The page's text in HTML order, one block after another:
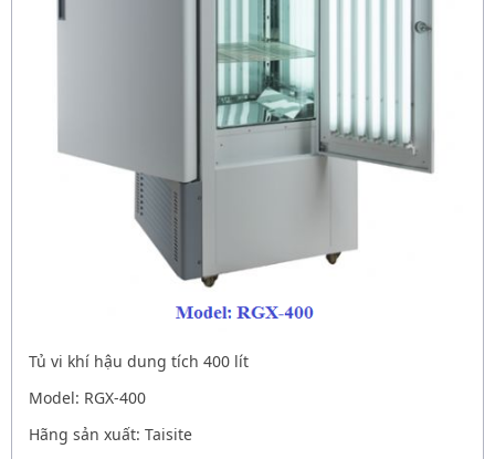
Tủ vi khí hậu dung tích 400 lít
Model: RGX-400
Hãng sản xuất: Taisite